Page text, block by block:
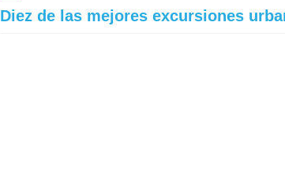
Diez de las mejores excursiones